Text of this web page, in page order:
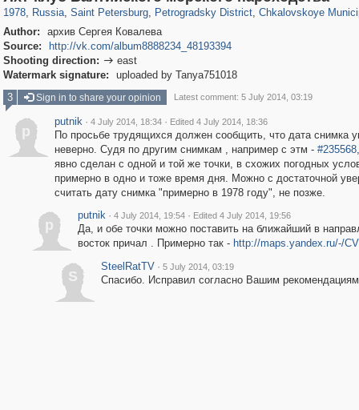
1978, Russia, Saint Petersburg, Petrogradsky District, Chkalovskoye
Author:
архив Сергея Ковалева
Source:
http://vk.com/album8888234_48193394
Shooting direction:  east
Watermark signature:
uploaded by Tanya751018
3
Sign in to share your opinion Latest comment: 5 July 2014, 03:19
p
putnik · 4 July 2014, 18:34 · Edited 4 July 2014, 18:36
По просьбе трудящихся должен сообщить, что дата снимка
неверно. Судя по другим снимкам , например с этм - #235568
явно сделан с одной и той же точки, в схожих погодных
примерно в одно и тоже время дня. Можно с достаточной
считать дату снимка "примерно в 1978 году", не позже.
p
putnik · 4 July 2014, 19:54 · Edited 4 July 2014, 19:56
Да, и обе точки можно поставить на ближайший в
восток причал . Примерно так - http://maps.yandex.ru/-/
S
SteelRatTV · 5 July 2014, 03:19
Спасибо. Исправил согласно Вашим